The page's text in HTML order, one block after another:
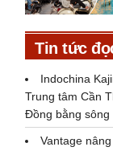
Tin tức
Indochina
Trung tâm Cần
Đồng bằng sông
Vantage